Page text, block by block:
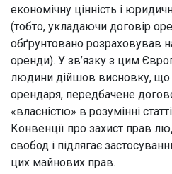
економічну цінність і
(тобто, укладаючи договір
обґрунтовано розраховував
оренди). У зв’язку з цим
людини дійшов висновку,
орендаря, передбачене
«власністю» в розумінні
Конвенції про захист прав
свобод і підлягає
цих майнових прав.